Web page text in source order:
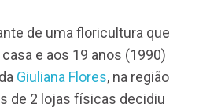
de uma floricultura que
e aos 19 anos (1990)
Giuliana Flores, na região
de 2 lojas físicas decidiu